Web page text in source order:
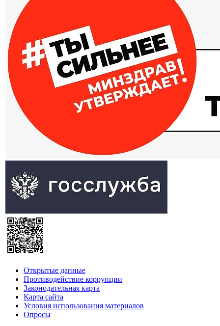
Открытые данные
Противодействие коррупции
Законодательная карта
Карта сайта
Условия использования материалов
Опросы